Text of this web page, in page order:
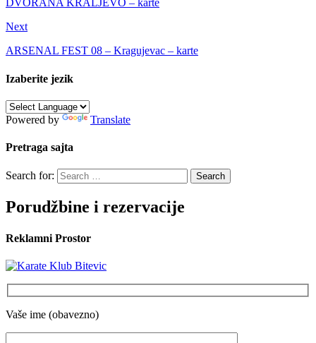
DVORANA KRALJEVO – karte
Next
ARSENAL FEST 08 – Kragujevac – karte
Izaberite jezik
Powered by Translate
Pretraga sajta
Search for:
Porudžbine i rezervacije
Reklamni Prostor
Vaše ime (obavezno)